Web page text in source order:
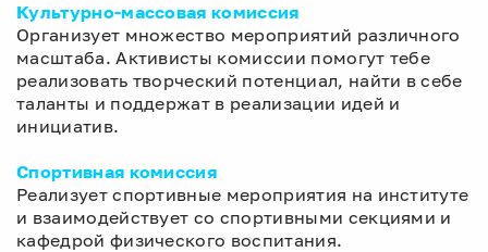
Культурно-массовая комиссия
Организует множество мероприятий различного
масштаба. Активисты комиссии помогут тебе
реализовать творческий потенциал, найти в себе
таланты и поддержат в реализации идей и
инициатив.
Спортивная комиссия
Реализует спортивные мероприятия на институте
и взаимодействует со спортивными секциями и
кафедрой физического воспитания.